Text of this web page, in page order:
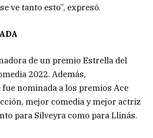
ve tanto esto”, expresó.
de un premio Estrella del
2022. Además,
nominada a los premios Ace
mejor comedia y mejor actriz
para Silveyra como para Llinás.